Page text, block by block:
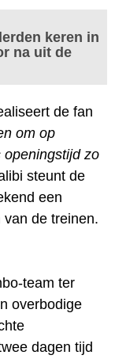
keren in
na uit de
de fan
om op
openingstijd zo
steunt de
een
de treinen.
team ter
overbodige
dagen tijd